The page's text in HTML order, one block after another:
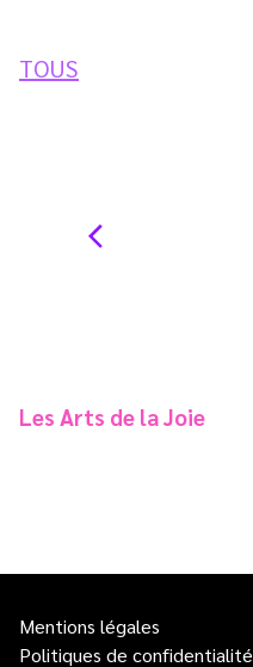
TOUS
Les Arts de la Joie
Mentions légales
Politiques de confidentialité